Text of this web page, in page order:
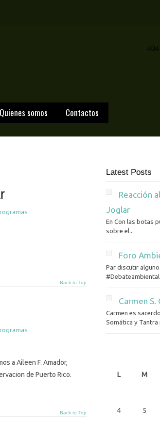
Quienes somos Contactos
Back to Top
a Aileen F. Amador,
de Puerto Rico.
Back to Top
Latest Posts
Reacción
Joglar
En Con las botas
sobre el...
Foro
Par discutir
#Debateambiental
Carmen
Carmen es
Somática y
L M
4 5